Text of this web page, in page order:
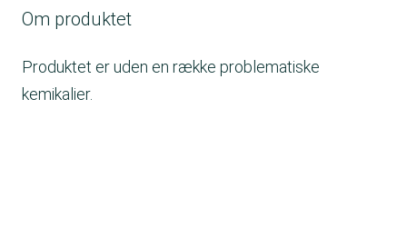
Om produktet
Produktet er uden en række problematiske
kemikalier.